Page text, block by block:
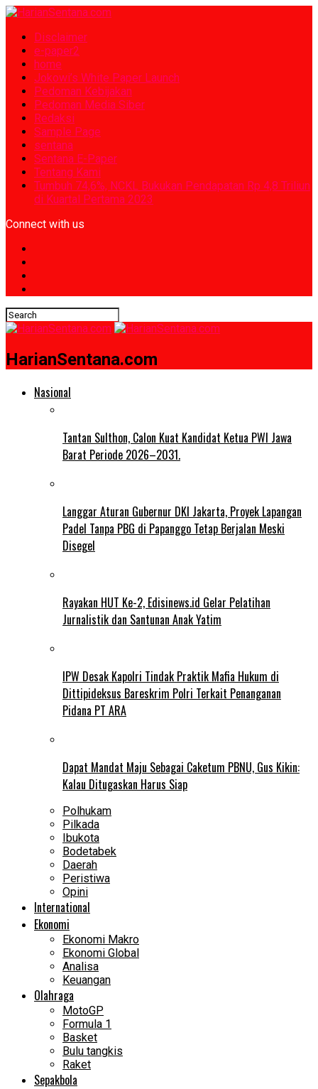
Disclaimer
e-paper2
home
Jokowi’s White Paper Launch
Pedoman Kebijakan
Pedoman Media Siber
Redaksi
Sample Page
sentana
Sentana E-Paper
Tentang Kami
Tumbuh 74,6%, NCKL Bukukan Pendapatan Rp 4,8 Triliun
di Kuartal Pertama 2023
Connect with us
HarianSentana.com
Nasional
Tantan Sulthon, Calon Kuat Kandidat Ketua PWI Jawa
Barat Periode 2026–2031.
Langgar Aturan Gubernur DKI Jakarta, Proyek Lapangan
Padel Tanpa PBG di Papanggo Tetap Berjalan Meski
Disegel
Rayakan HUT Ke-2, Edisinews.id Gelar Pelatihan
Jurnalistik dan Santunan Anak Yatim
IPW Desak Kapolri Tindak Praktik Mafia Hukum di
Dittipideksus Bareskrim Polri Terkait Penanganan
Pidana PT ARA
Dapat Mandat Maju Sebagai Caketum PBNU, Gus Kikin:
Kalau Ditugaskan Harus Siap
Polhukam
Pilkada
Ibukota
Bodetabek
Daerah
Peristiwa
Opini
International
Ekonomi
Ekonomi Makro
Ekonomi Global
Analisa
Keuangan
Olahraga
MotoGP
Formula 1
Basket
Bulu tangkis
Raket
Sepakbola